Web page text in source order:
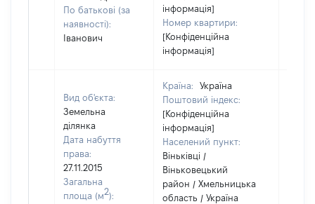
По батькові (за
наявності):
Іванович
інформація]
Номер квартири:
[Конфіденційна
інформація]
Вид об'єкта:
Земельна
ділянка
Дата набуття
права:
27.11.2015
Загальна
площа (м2):
Країна:
Україна
Поштовий індекс:
[Конфіденційна
інформація]
Населений пункт:
Віньківці /
Віньковецький
район / Хмельницька
область / Україна